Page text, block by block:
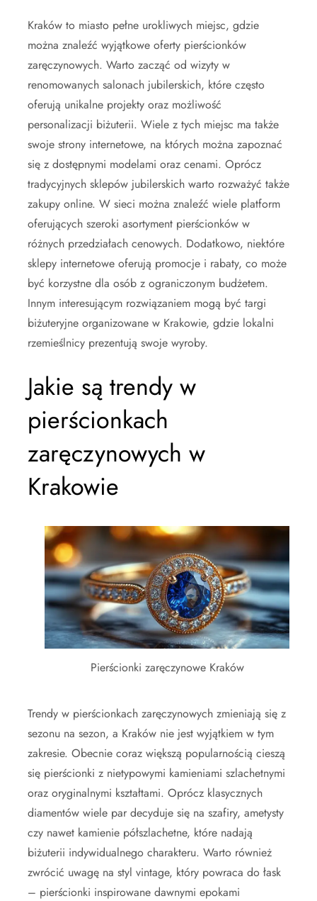
Kraków to miasto pełne urokliwych miejsc, gdzie
można znaleźć wyjątkowe oferty pierścionków
zaręczynowych. Warto zacząć od wizyty w
renomowanych salonach jubilerskich, które często
oferują unikalne projekty oraz możliwość
personalizacji biżuterii. Wiele z tych miejsc ma także
swoje strony internetowe, na których można zapoznać
się z dostępnymi modelami oraz cenami. Oprócz
tradycyjnych sklepów jubilerskich warto rozważyć także
zakupy online. W sieci można znaleźć wiele platform
oferujących szeroki asortyment pierścionków w
różnych przedziałach cenowych. Dodatkowo, niektóre
sklepy internetowe oferują promocje i rabaty, co może
być korzystne dla osób z ograniczonym budżetem.
Innym interesującym rozwiązaniem mogą być targi
biżuteryjne organizowane w Krakowie, gdzie lokalni
rzemieślnicy prezentują swoje wyroby.
Jakie są trendy w
pierścionkach
zaręczynowych w
Krakowie
Pierścionki zaręczynowe Kraków
Trendy w pierścionkach zaręczynowych zmieniają się z
sezonu na sezon, a Kraków nie jest wyjątkiem w tym
zakresie. Obecnie coraz większą popularnością cieszą
się pierścionki z nietypowymi kamieniami szlachetnymi
oraz oryginalnymi kształtami. Oprócz klasycznych
diamentów wiele par decyduje się na szafiry, ametysty
czy nawet kamienie półszlachetne, które nadają
biżuterii indywidualnego charakteru. Warto również
zwrócić uwagę na styl vintage, który powraca do łask
– pierścionki inspirowane dawnymi epokami